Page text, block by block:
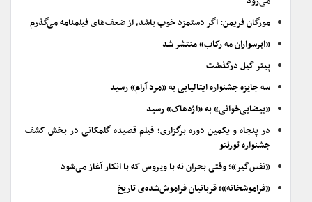
مورگان فریمن: اگر دستمزد خوب باشد، از ضعف‌های فیلمنامه می‌گذرم
«ابرسواران مه رکاب» منتشر شد
پیتر گیل درگذشت
سه جایزه جشنواره ایتالیایی به «مرد آرام» رسید
«بیضایی‌خوانی» به «اژدهاک» رسید
در پنجاه و یکمین دوره برگزاری؛ فیلم قصیده گلمکانی در بخش کشف
جشنواره تورنتو
«نفس‌گیر»؛ وقتی بحران نه با ویروس که با انکار آغاز می‌شود
«فراموشخانه»؛ قربانیان فراموش‌شده‌ی تاریخ